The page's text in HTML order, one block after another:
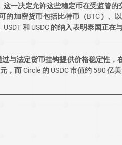
这一决定允许这些稳定币在受监管的
的加密货币包括比特币（BTC）、
和 USDC 的纳入表明泰国正
过与法定货币挂钩提供价格稳定性
，而 Circle 的 USDC 市值约 580 亿